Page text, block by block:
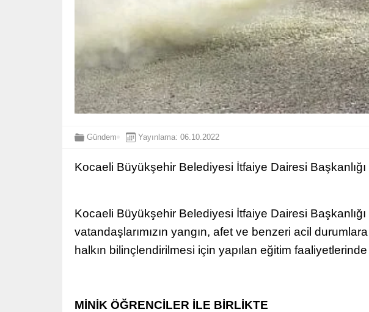
Gündem Yayınlama: 06.10.2022
Kocaeli Büyükşehir Belediyesi İtfaiye Dairesi
Kocaeli Büyükşehir Belediyesi İtfaiye Dairesi
vatandaşlarımızın yangın, afet ve benzeri acil
halkın bilinçlendirilmesi için yapılan eğitim
MİNİK ÖĞRENCİLER İLE BİRLİKTE